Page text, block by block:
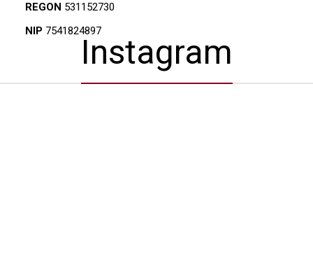
REGON 531152730
NIP 7541824897
Instagram